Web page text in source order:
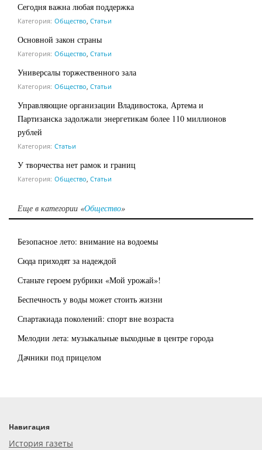
Сегодня важна любая поддержка
Категория: Общество, Статьи
Основной закон страны
Категория: Общество, Статьи
Универсалы торжественного зала
Категория: Общество, Статьи
Управляющие организации Владивостока, Артема и
Партизанска задолжали энергетикам более 110 миллионов
рублей
Категория: Статьи
У творчества нет рамок и границ
Категория: Общество, Статьи
Еще в категории «Общество»
Безопасное лето: внимание на водоемы
Сюда приходят за надеждой
Станьте героем рубрики «Мой урожай»!
Беспечность у воды может стоить жизни
Спартакиада поколений: спорт вне возраста
Мелодии лета: музыкальные выходные в центре города
Дачники под прицелом
Навигация
История газеты